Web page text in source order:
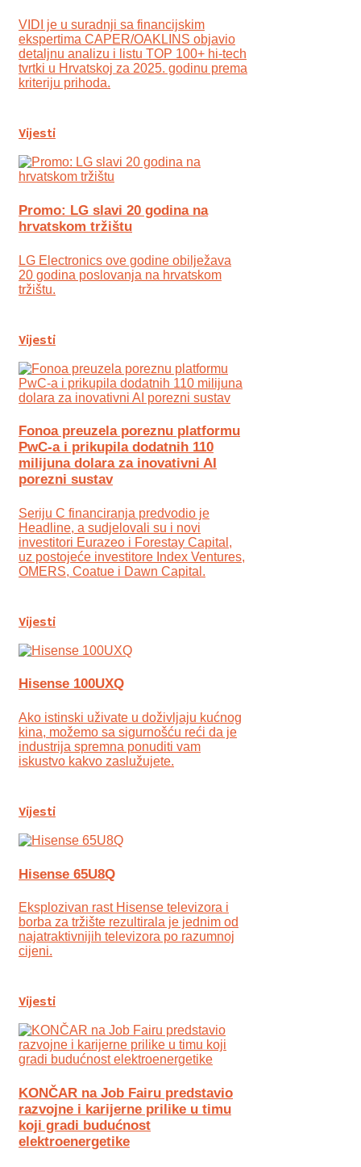
VIDI je u suradnji sa financijskim
ekspertima CAPER/OAKLINS objavio
detaljnu analizu i listu TOP 100+ hi-tech
tvrtki u Hrvatskoj za 2025. godinu prema
kriteriju prihoda.
Vijesti
Promo: LG slavi 20 godina na
hrvatskom tržištu
LG Electronics ove godine obilježava
20 godina poslovanja na hrvatskom
tržištu.
Vijesti
Fonoa preuzela poreznu platformu
PwC-a i prikupila dodatnih 110
milijuna dolara za inovativni AI
porezni sustav
Seriju C financiranja predvodio je
Headline, a sudjelovali su i novi
investitori Eurazeo i Forestay Capital,
uz postojeće investitore Index Ventures,
OMERS, Coatue i Dawn Capital.
Vijesti
Hisense 100UXQ
Ako istinski uživate u doživljaju kućnog
kina, možemo sa sigurnošću reći da je
industrija spremna ponuditi vam
iskustvo kakvo zaslužujete.
Vijesti
Hisense 65U8Q
Eksplozivan rast Hisense televizora i
borba za tržište rezultirala je jednim od
najatraktivnijih televizora po razumnoj
cijeni.
Vijesti
KONČAR na Job Fairu predstavio
razvojne i karijerne prilike u timu
koji gradi budućnost
elektroenergetike